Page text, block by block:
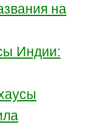
на
Индии: